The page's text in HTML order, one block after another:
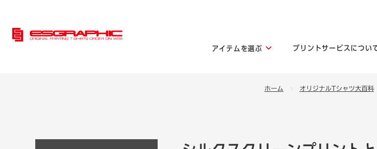
アイテムを選ぶ プリントサービスについ
ホーム オリジナルTシャツ大百科